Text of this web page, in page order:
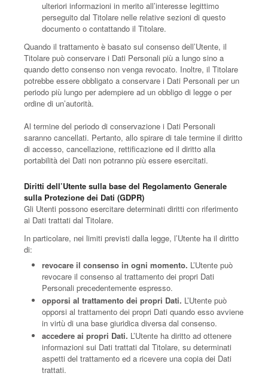
ulteriori informazioni in merito all’interesse legittimo
perseguito dal Titolare nelle relative sezioni di questo
documento o contattando il Titolare.
Quando il trattamento è basato sul consenso dell’Utente, il
Titolare può conservare i Dati Personali più a lungo sino a
quando detto consenso non venga revocato. Inoltre, il Titolare
potrebbe essere obbligato a conservare i Dati Personali per un
periodo più lungo per adempiere ad un obbligo di legge o per
ordine di un’autorità.
Al termine del periodo di conservazione i Dati Personali
saranno cancellati. Pertanto, allo spirare di tale termine il diritto
di accesso, cancellazione, rettificazione ed il diritto alla
portabilità dei Dati non potranno più essere esercitati.
Diritti dell’Utente sulla base del Regolamento Generale
sulla Protezione dei Dati (GDPR)
Gli Utenti possono esercitare determinati diritti con riferimento
ai Dati trattati dal Titolare.
In particolare, nei limiti previsti dalla legge, l’Utente ha il diritto
di:
revocare il consenso in ogni momento. L’Utente può
revocare il consenso al trattamento dei propri Dati
Personali precedentemente espresso.
opporsi al trattamento dei propri Dati. L’Utente può
opporsi al trattamento dei propri Dati quando esso avviene
in virtù di una base giuridica diversa dal consenso.
accedere ai propri Dati. L’Utente ha diritto ad ottenere
informazioni sui Dati trattati dal Titolare, su determinati
aspetti del trattamento ed a ricevere una copia dei Dati
trattati.